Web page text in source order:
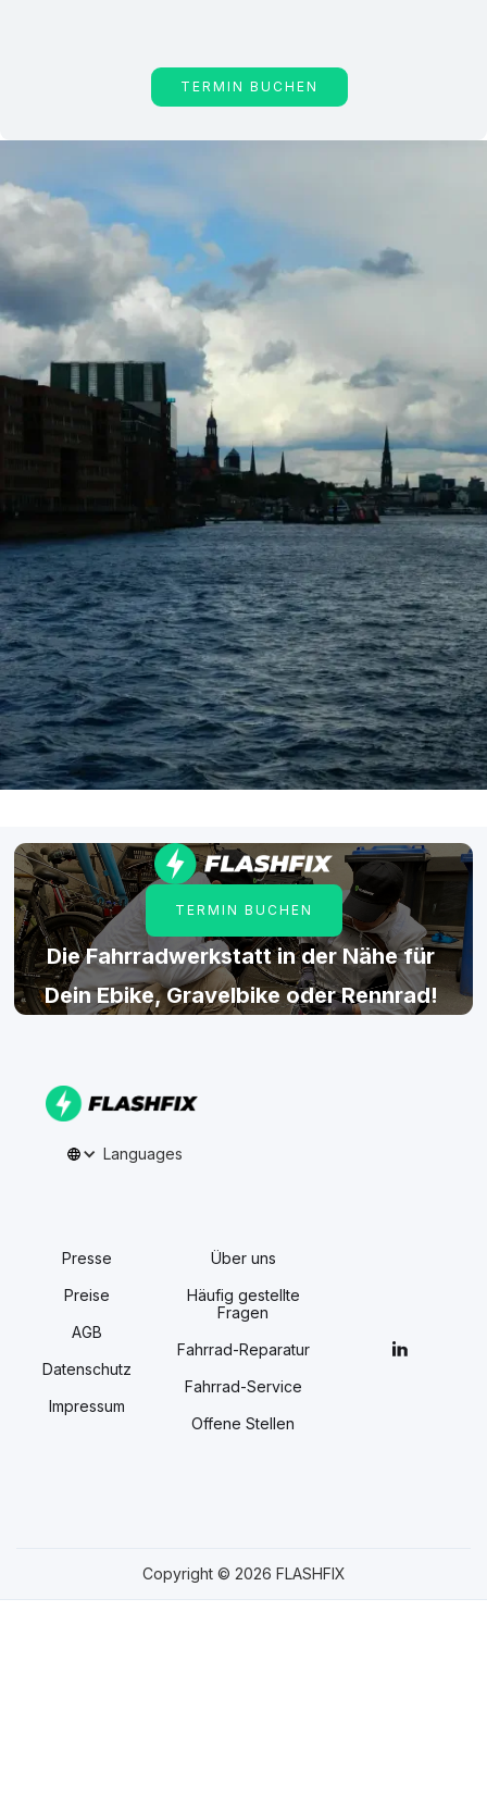
TERMIN BUCHEN
TERMIN BUCHEN
Die Fahrradwerkstatt in der Nähe für
Dein Ebike, Gravelbike oder Rennrad!
Languages
Presse
Preise
AGB
Datenschutz
Impressum
Über uns
Häufig gestellte
Fragen
Fahrrad-Reparatur
Fahrrad-Service
Offene Stellen
Copyright © 2026 FLASHFIX